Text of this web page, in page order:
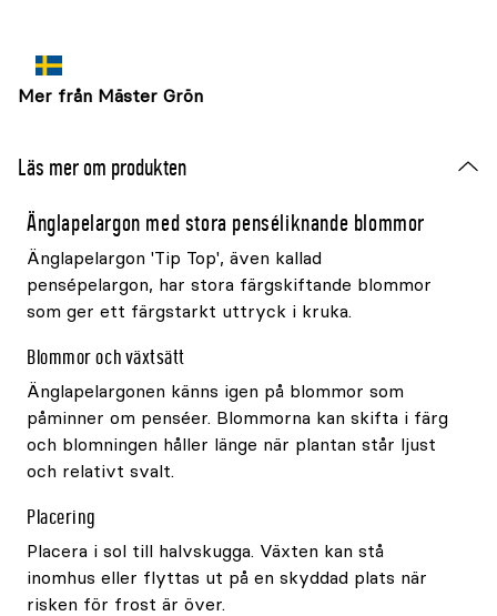
Mer från Mäster Grön
Läs mer om produkten
Änglapelargon med stora penséliknande blommor
Änglapelargon 'Tip Top', även kallad
pensépelargon, har stora färgskiftande blommor
som ger ett färgstarkt uttryck i kruka.
Blommor och växtsätt
Änglapelargonen känns igen på blommor som
påminner om penséer. Blommorna kan skifta i färg
och blomningen håller länge när plantan står ljust
och relativt svalt.
Placering
Placera i sol till halvskugga. Växten kan stå
inomhus eller flyttas ut på en skyddad plats när
risken för frost är över.